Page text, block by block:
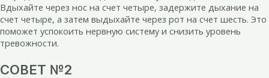
Вдыхайте через нос на счет четыре, задержите дыхание на
счет четыре, а затем выдыхайте через рот на счет шесть. Это
поможет успокоить нервную систему и снизить уровень
тревожности.
СОВЕТ №2